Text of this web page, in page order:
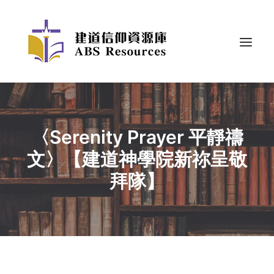
〈Serenity Prayer 平靜禱
文〉【建道神學院新祢呈敬
拜隊】